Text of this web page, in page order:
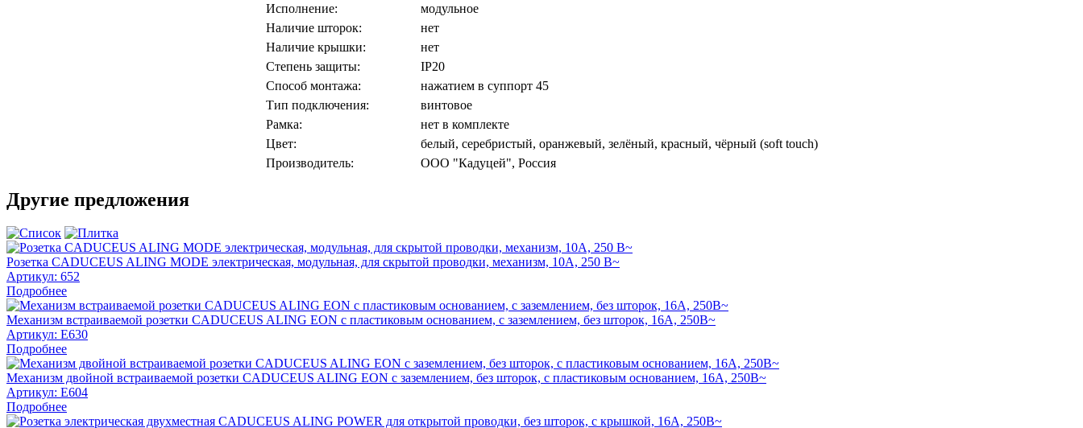
Исполнение:
модульное
Наличие шторок:
нет
Наличие крышки:
нет
Степень защиты:
IP20
Способ монтажа:
нажатием в суппорт 45
Тип подключения:
винтовое
Рамка:
нет в комплекте
Цвет:
белый, серебристый, оранжевый, зелёный, красный, чёрный (soft touch)
Производитель:
ООО "Кадуцей", Россия
Другие предложения
Розетка CADUCEUS ALING MODE электрическая, модульная, для скрытой проводки, механизм, 10А, 250 В~
Артикул: 652
Подробнее
Механизм встраиваемой розетки CADUCEUS ALING EON с пластиковым основанием, с заземлением, без шторок, 16А, 250В~
Артикул: E630
Подробнее
Механизм двойной встраиваемой розетки CADUCEUS ALING EON с заземлением, без шторок, с пластиковым основанием, 16А, 250В~
Артикул: E604
Подробнее